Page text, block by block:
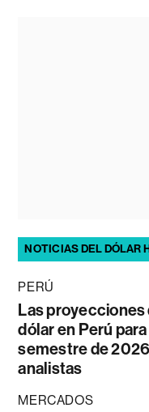
NOTICIAS DEL DÓLAR
PERÚ
Las proyecciones
dólar en Perú
semestre de
analistas
MERCADOS